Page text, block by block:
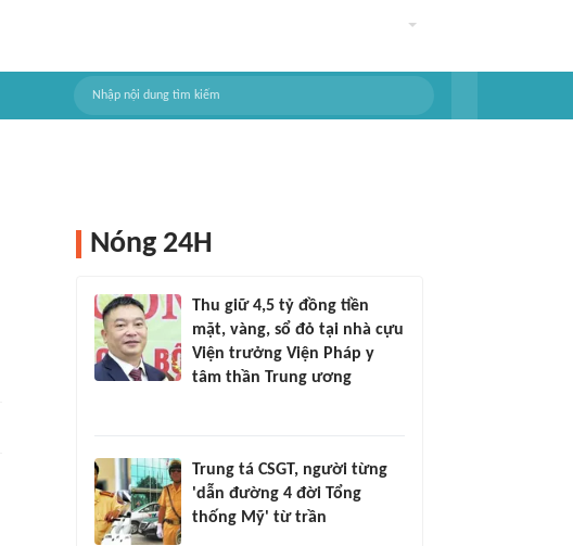
Nóng 24H
Thu giữ 4,5 tỷ đồng tiền
mặt, vàng, sổ đỏ tại nhà cựu
Viện trưởng Viện Pháp y
tâm thần Trung ương
Trung tá CSGT, người từng
'dẫn đường 4 đời Tổng
thống Mỹ' từ trần